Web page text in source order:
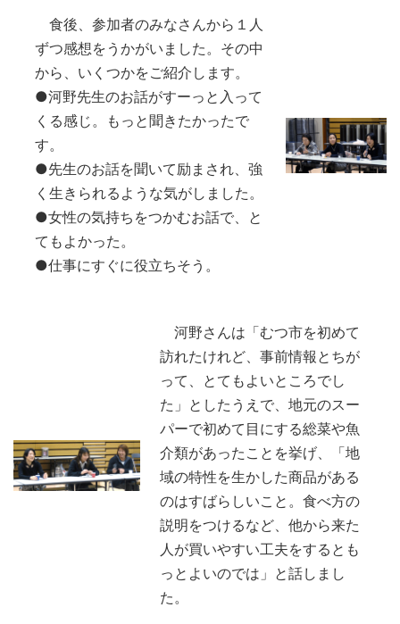
食後、参加者のみなさんから１人
ずつ感想をうかがいました。その中
から、いくつかをご紹介します。
●河野先生のお話がすーっと入って
くる感じ。もっと聞きたかったで
す。
●先生のお話を聞いて励まされ、強
く生きられるような気がしました。
●女性の気持ちをつかむお話で、と
てもよかった。
●仕事にすぐに役立ちそう。
河野さんは「むつ市を初めて
訪れたけれど、事前情報とちが
って、とてもよいところでし
た」としたうえで、地元のスー
パーで初めて目にする総菜や魚
介類があったことを挙げ、「地
域の特性を生かした商品がある
のはすばらしいこと。食べ方の
説明をつけるなど、他から来た
人が買いやすい工夫をするとも
っとよいのでは」と話しまし
た。